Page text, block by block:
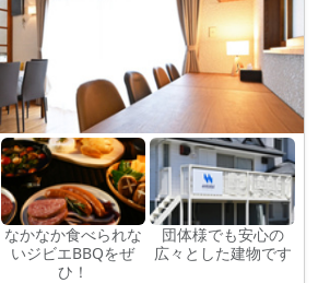
なかなか食べられな
いジビエBBQをぜ
ひ！
団体様でも安心の
広々とした建物です